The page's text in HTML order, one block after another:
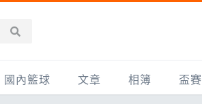
國內籃球 文章 相簿 盃賽